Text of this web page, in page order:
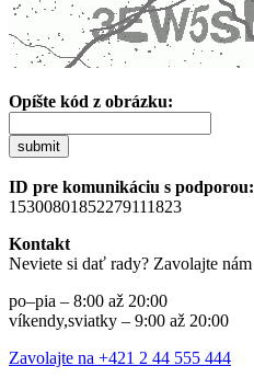
Opíšte kód z obrázku:
submit
ID pre komunikáciu s podporou:
15300801852279111823
Kontakt
Neviete si dať rady? Zavolajte nám
po–pia – 8:00 až 20:00
víkendy,sviatky – 9:00 až 20:00
Zavolajte na +421 2 44 555 444